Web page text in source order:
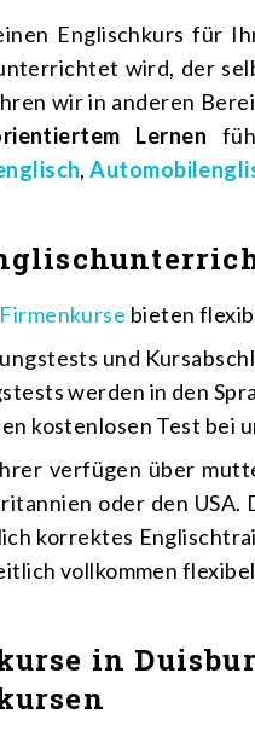
Englischkurs für
wird, der
wir in anderen
Lernen
,
bieten
und
werden in den
kostenlosen Test bei
verfügen über
oder den
korrektes
vollkommen
in